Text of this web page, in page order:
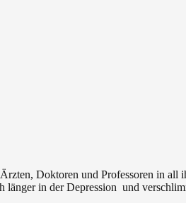
Doktoren und Professoren in
in der Depression und